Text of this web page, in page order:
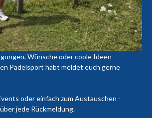
Wünsche oder coole Ideen
Padelsport habt meldet euch gerne
oder einfach zum Austauschen -
jede Rückmeldung.